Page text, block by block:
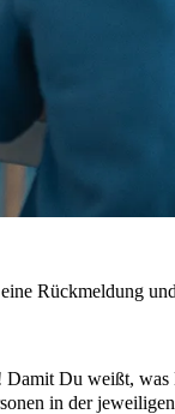
Rückmeldung
Du weißt,
in der